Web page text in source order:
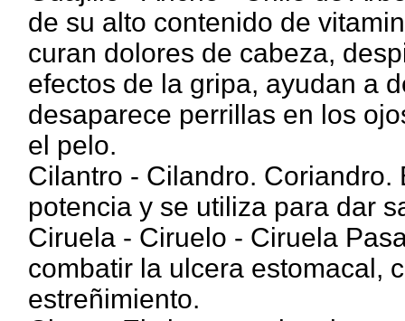
de su alto contenido de
curan dolores de cabeza,
efectos de la gripa, ayudan a
desaparece perrillas en los
el pelo.
Cilantro - Cilandro.
potencia y se utiliza para dar
Ciruela - Ciruelo - Ciruela
combatir la ulcera estomacal,
estreñimiento.